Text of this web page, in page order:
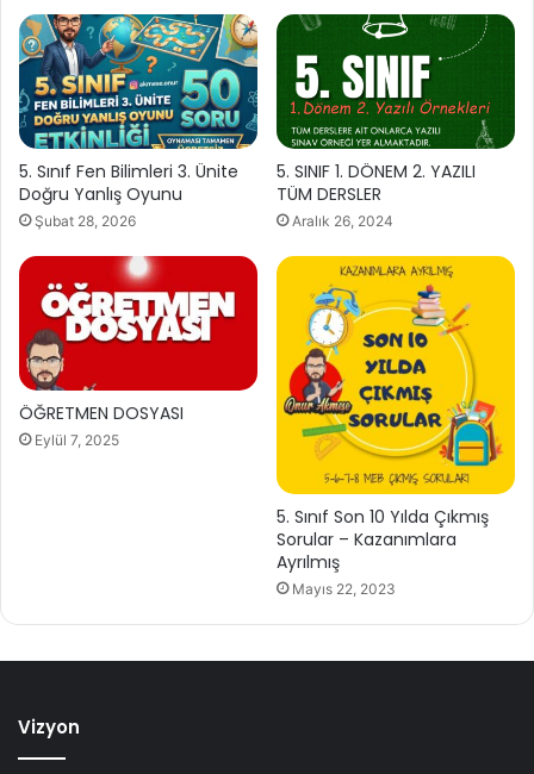
5. Sınıf Fen Bilimleri 3. Ünite
Doğru Yanlış Oyunu
Şubat 28, 2026
5. SINIF 1. DÖNEM 2. YAZILI
TÜM DERSLER
Aralık 26, 2024
ÖĞRETMEN DOSYASI
Eylül 7, 2025
5. Sınıf Son 10 Yılda Çıkmış
Sorular – Kazanımlara
Ayrılmış
Mayıs 22, 2023
Vizyon